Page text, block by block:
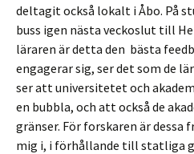
deltagit också lokalt i Åbo. På
buss igen nästa veckoslut till
läraren är detta den bästa
engagerar sig, ser det som de
ser att universitetet och
en bubbla, och att också de
gränser. För forskaren är dessa
mig i, i förhållande till statliga